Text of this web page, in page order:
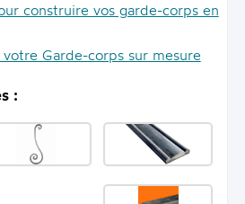
construire vos garde-corps en
Garde-corps sur mesure
: